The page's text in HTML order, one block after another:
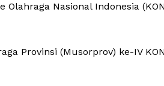
Nasional Indonesia
Provinsi (Musorprov) ke-IV